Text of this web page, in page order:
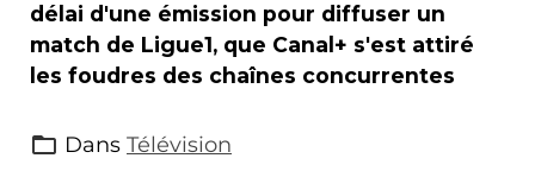
délai d'une émission pour diffuser un
match de Ligue1, que Canal+ s'est attiré
les foudres des chaînes concurrentes
Dans Télévision